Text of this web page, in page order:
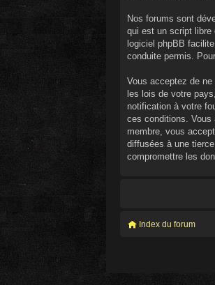
Nos forums sont
qui est un script libre
logiciel phpBB
conduite permis.
Vous acceptez de
les lois de votre
notification à votre
ces conditions. Vous
membre, vous
diffusées à une
compromettre les
Index du forum